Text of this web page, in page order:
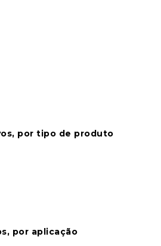
por tipo de produto
por aplicação